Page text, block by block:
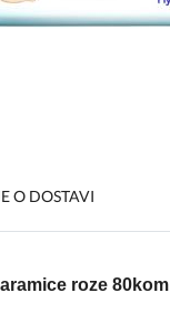
O DOSTAVI
roze 80kom